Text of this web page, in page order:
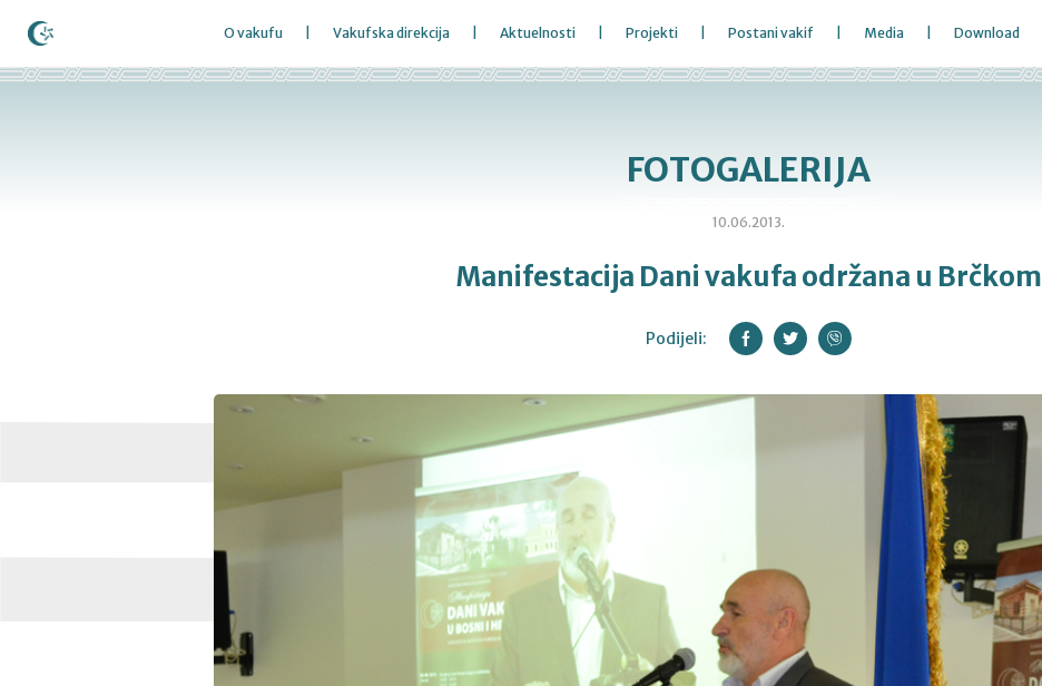
O vakufu Vakufska direkcija Aktuelnosti Projekti Postani vakif Media Download
FOTOGALERIJA
10.06.2013.
Manifestacija Dani vakufa održana u Brčkom
Podijeli: